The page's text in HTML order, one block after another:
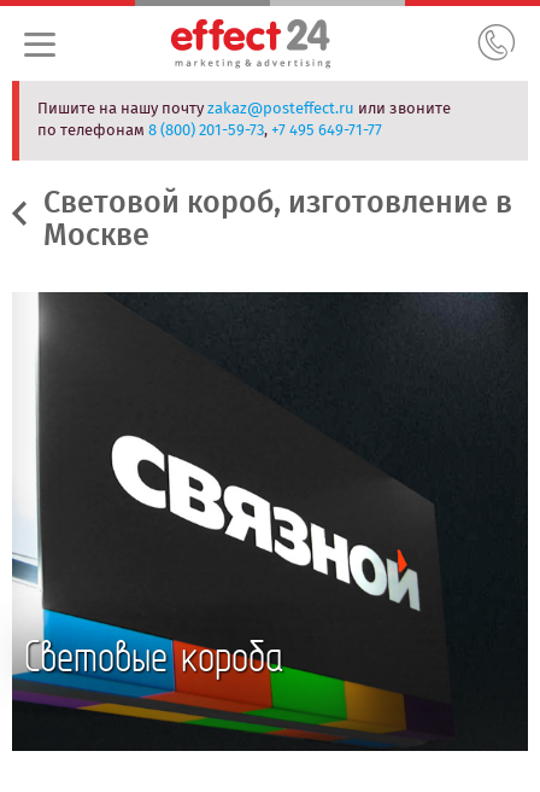
Пишите на нашу почтуzakaz@posteffect.ru или звоните
по телефонам8 (800) 201-59-73,+7 495 649-71-77
Световой короб, изготовление в
Москве
Световые короба